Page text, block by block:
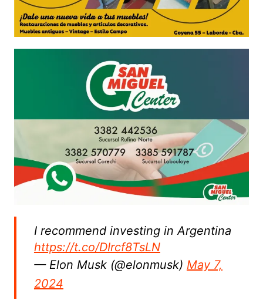
I recommend investing in Argentina
https://t.co/DIrcf8TsLN
— Elon Musk (@elonmusk) May 7,
2024